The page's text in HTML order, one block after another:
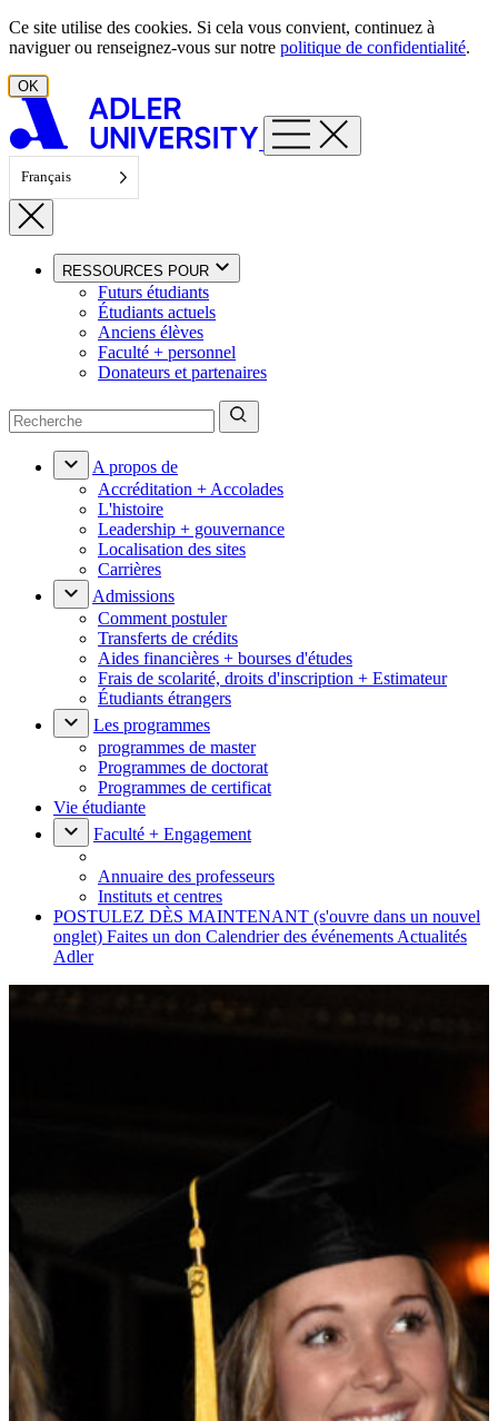
Aller au contenu
Ce site utilise des cookies. Si cela vous convient, continuez à
naviguer ou renseignez-vous sur notre politique de confidentialité.
OK
Français
RESSOURCES POUR
Futurs étudiants
Étudiants actuels
Anciens élèves
Faculté + personnel
Donateurs et partenaires
A propos de
Accréditation + Accolades
L'histoire
Leadership + gouvernance
Localisation des sites
Carrières
Admissions
Comment postuler
Transferts de crédits
Aides financières + bourses d'études
Frais de scolarité, droits d'inscription + Estimateur
Étudiants étrangers
Les programmes
programmes de master
Programmes de doctorat
Programmes de certificat
Vie étudiante
Faculté + Engagement
Annuaire des professeurs
Instituts et centres
POSTULEZ DÈS MAINTENANT (s'ouvre dans un nouvel
onglet) Faites un don Calendrier des événements Actualités
Adler